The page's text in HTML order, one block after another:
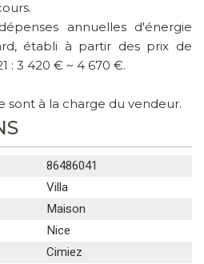
annuelles d'énergie
établi à partir des prix de
: 3 420 € ~ 4 670 €.
sont à la charge du vendeur.
86486041
Villa
Maison
Nice
Cimiez